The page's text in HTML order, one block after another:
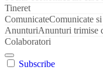
Tineret
ComunicateComunicate
AnunturiAnunturi trimise
Colaboratori
Subscribe